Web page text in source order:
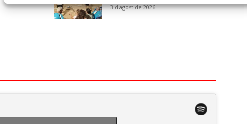
3 d'agost de 2026